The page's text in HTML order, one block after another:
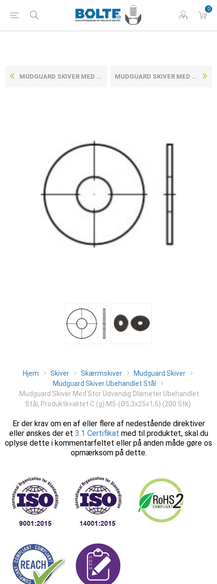
0
MUDGUARD SKIVER MED STOR UDVENDIG DIAMETER UBEHANDLET STÅL, PRODUKTKVALITET C (G) M5-(Ø5,3X20X1,5) (200 STK) MUDGUARD SKIVER MED STOR UDVENDIG DIAMETER UBEHANDLET STÅL, PRODUKTKVALITET C (G) M5-(Ø5,3X30X1,5) (200 STK)
Hjem Skiver Skærmskiver
Mudguard Skiver
Mudguard Skiver Ubehandlet Stål
Mudguard Skiver Med Stor Udvendig DIameter Ubehandlet
Stål, Produktkvalitet C (g) M5-(Ø5,3x25x1,5) (200 Stk)
Er der krav om en af eller flere af nedestående direktiver
eller ønskes der et 3.1 Certifikat med til produktet, skal du
oplyse dette i kommentarfeltet eller på anden måde gøre os
opmærksom på dette.